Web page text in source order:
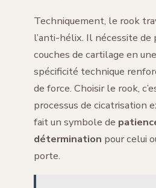
Techniquement, le rook
l’anti-hélix. Il nécessite de
couches de cartilage en
spécificité technique
de force. Choisir le rook,
processus de cicatrisation
fait un symbole de
détermination pour celui
porte.